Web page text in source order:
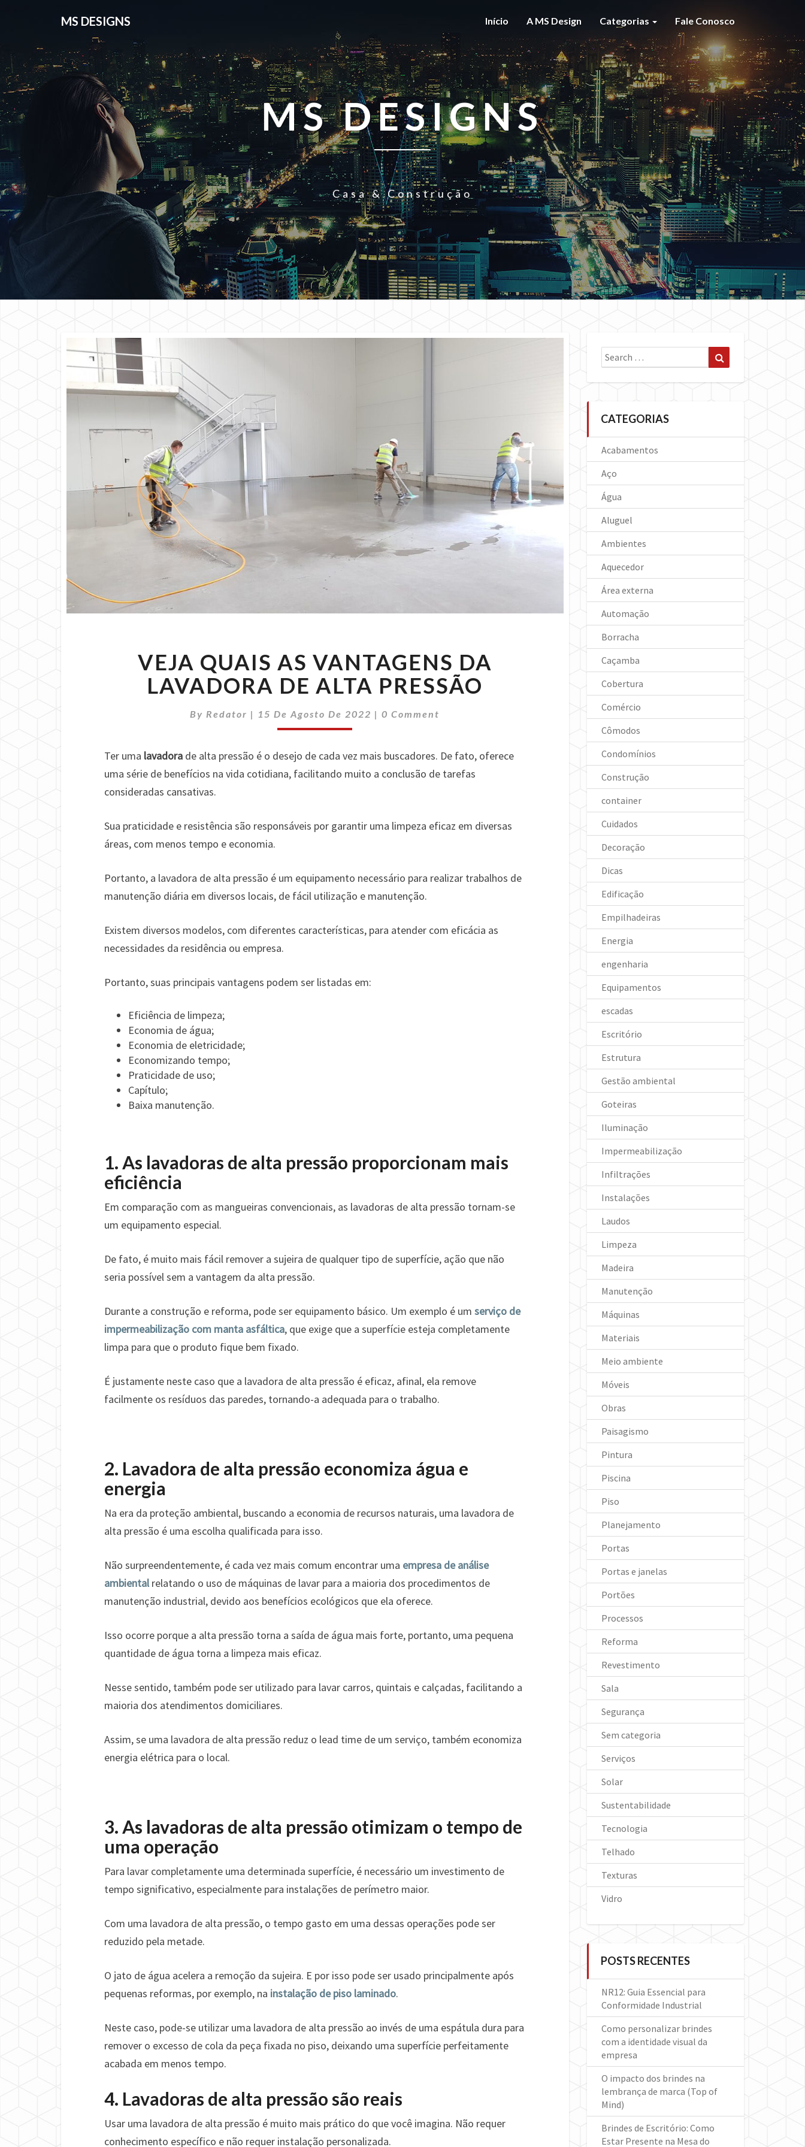
MS DESIGNS Início A MS Design Categorias Fale Conosco
MS DESIGNS
Casa & Construção
QUAIS
AS
VANTAGENS
LAVADORA
ALTA
VEJA QUAIS AS VANTAGENS DA
LAVADORA DE ALTA PRESSÃO
By Redator | 15 De Agosto De 2022 |Comments
0 Comment
Ter uma lavadora de alta pressão é o desejo de cada vez mais buscadores. De fato, oferece
uma série de benefícios na vida cotidiana, facilitando muito a conclusão de tarefas
consideradas cansativas.
Sua praticidade e resistência são responsáveis ​​por garantir uma limpeza eficaz em diversas
áreas, com menos tempo e economia.
Portanto, a lavadora de alta pressão é um equipamento necessário para realizar trabalhos de
manutenção diária em diversos locais, de fácil utilização e manutenção.
Existem diversos modelos, com diferentes características, para atender com eficácia as
necessidades da residência ou empresa.
Portanto, suas principais vantagens podem ser listadas em:
Eficiência de limpeza;
Economia de água;
Economia de eletricidade;
Economizando tempo;
Praticidade de uso;
Capítulo;
Baixa manutenção.
1. As lavadoras de alta pressão proporcionam mais
eficiência
Em comparação com as mangueiras convencionais, as lavadoras de alta pressão tornam-se
um equipamento especial.
De fato, é muito mais fácil remover a sujeira de qualquer tipo de superfície, ação que não
seria possível sem a vantagem da alta pressão.
Durante a construção e reforma, pode ser equipamento básico. Um exemplo é um serviço de
impermeabilização com manta asfáltica, que exige que a superfície esteja completamente
limpa para que o produto fique bem fixado.
É justamente neste caso que a lavadora de alta pressão é eficaz, afinal, ela remove
facilmente os resíduos das paredes, tornando-a adequada para o trabalho.
2. Lavadora de alta pressão economiza água e
energia
Na era da proteção ambiental, buscando a economia de recursos naturais, uma lavadora de
alta pressão é uma escolha qualificada para isso.
Não surpreendentemente, é cada vez mais comum encontrar uma empresa de análise
ambientalrelatando o uso de máquinas de lavar para a maioria dos procedimentos de
manutenção industrial, devido aos benefícios ecológicos que ela oferece.
Isso ocorre porque a alta pressão torna a saída de água mais forte, portanto, uma pequena
quantidade de água torna a limpeza mais eficaz.
Nesse sentido, também pode ser utilizado para lavar carros, quintais e calçadas, facilitando a
maioria dos atendimentos domiciliares.
Assim, se uma lavadora de alta pressão reduz o lead time de um serviço, também economiza
energia elétrica para o local.
3. As lavadoras de alta pressão otimizam o tempo de
uma operação
Para lavar completamente uma determinada superfície, é necessário um investimento de
tempo significativo, especialmente para instalações de perímetro maior.
Com uma lavadora de alta pressão, o tempo gasto em uma dessas operações pode ser
reduzido pela metade.
O jato de água acelera a remoção da sujeira. E por isso pode ser usado principalmente após
pequenas reformas, por exemplo, na instalação de piso laminado.
Neste caso, pode-se utilizar uma lavadora de alta pressão ao invés de uma espátula dura para
remover o excesso de cola da peça fixada no piso, deixando uma superfície perfeitamente
acabada em menos tempo.
4. Lavadoras de alta pressão são reais
Usar uma lavadora de alta pressão é muito mais prático do que você imagina. Não requer
conhecimento específico e não requer instalação personalizada.
Search
for:
CATEGORIAS
Acabamentos
Aço
Água
Aluguel
Ambientes
Aquecedor
Área externa
Automação
Borracha
Caçamba
Cobertura
Comércio
Cômodos
Condomínios
Construção
container
Cuidados
Decoração
Dicas
Edificação
Empilhadeiras
Energia
engenharia
Equipamentos
escadas
Escritório
Estrutura
Gestão ambiental
Goteiras
Iluminação
Impermeabilização
Infiltrações
Instalações
Laudos
Limpeza
Madeira
Manutenção
Máquinas
Materiais
Meio ambiente
Móveis
Obras
Paisagismo
Pintura
Piscina
Piso
Planejamento
Portas
Portas e janelas
Portões
Processos
Reforma
Revestimento
Sala
Segurança
Sem categoria
Serviços
Solar
Sustentabilidade
Tecnologia
Telhado
Texturas
Vidro
POSTS RECENTES
NR12: Guia Essencial para
Conformidade Industrial
Como personalizar brindes
com a identidade visual da
empresa
O impacto dos brindes na
lembrança de marca (Top of
Mind)
Brindes de Escritório: Como
Estar Presente na Mesa do